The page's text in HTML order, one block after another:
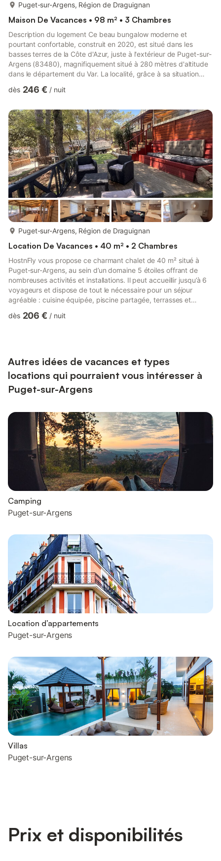
Puget-sur-Argens, Région de Draguignan
Maison De Vacances • 98 m² • 3 Chambres
Description du logement Ce beau bungalow moderne et
pourtant confortable, construit en 2020, est situé dans les
basses terres de la Côte d'Azur, juste à l'extérieur de Puget-sur-
Argens (83480), magnifiquement situé à 280 mètres d'altitude
dans le département du Var. La localité, grâce à sa situation
destination de vacances extrêmement agréable, que ce soit
arrière-pays provençal. À proximité des villages provençaux de
Roquebrune-sur-Agnes, Bagnols-en-Forêt, non loin de Fréju...
dès 246 € / nuit
Puget-sur-Argens, Région de Draguignan
Location De Vacances • 40 m² • 2 Chambres
HostnFly vous propose ce charmant chalet de 40 m² situé à
Puget-sur-Argens, au sein d’un domaine 5 étoiles offrant de
nombreuses activités et installations. Il peut accueillir jusqu’à 6
voyageurs et dispose de tout le nécessaire pour un séjour
agréable : cuisine équipée, piscine partagée, terrasses et
à Puget-sur-Argens est idéal pour des vacances en famille ou
dès 206 € / nuit
Autres idées de vacances et types
locations qui pourraient vous intéresser à
Puget-sur-Argens
Camping
Puget-sur-Argens
Location d’appartements
Puget-sur-Argens
Villas
Puget-sur-Argens
Prix et disponibilités